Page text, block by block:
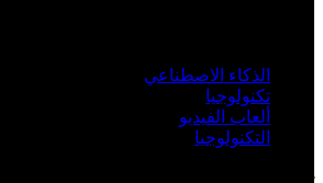
الذكاء الاصطناعي
تكنولوجيا
ألعاب الفيديو
التكنولوجيا